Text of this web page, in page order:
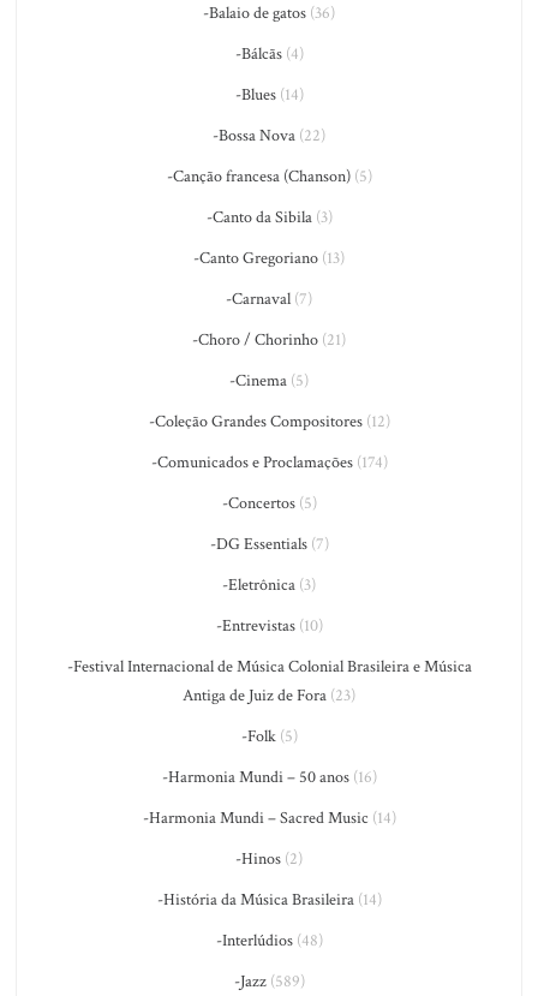
-Balaio de gatos (36)
-Bálcãs(4)
-Blues(14)
-Bossa Nova (22)
-Canção francesa (Chanson)(5)
-Canto da Sibila(3)
-Canto Gregoriano (13)
-Carnaval (7)
-Choro / Chorinho (21)
-Cinema (5)
-Coleção Grandes Compositores(12)
-Comunicados e Proclamações(174)
-Concertos(5)
-DG Essentials(7)
-Eletrônica (3)
-Entrevistas(10)
-Festival Internacional de Música Colonial Brasileira e Música
Antiga de Juiz de Fora (23)
-Folk(5)
-Harmonia Mundi – 50 anos(16)
-Harmonia Mundi – Sacred Music (14)
-Hinos (2)
-História da Música Brasileira(14)
-Interlúdios(48)
-Jazz(589)